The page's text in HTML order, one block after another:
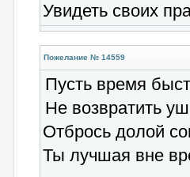
Увидеть своих
Пожелание № 14559
Пусть время
Не возвратить
Отбрось долой
Ты лучшая вне